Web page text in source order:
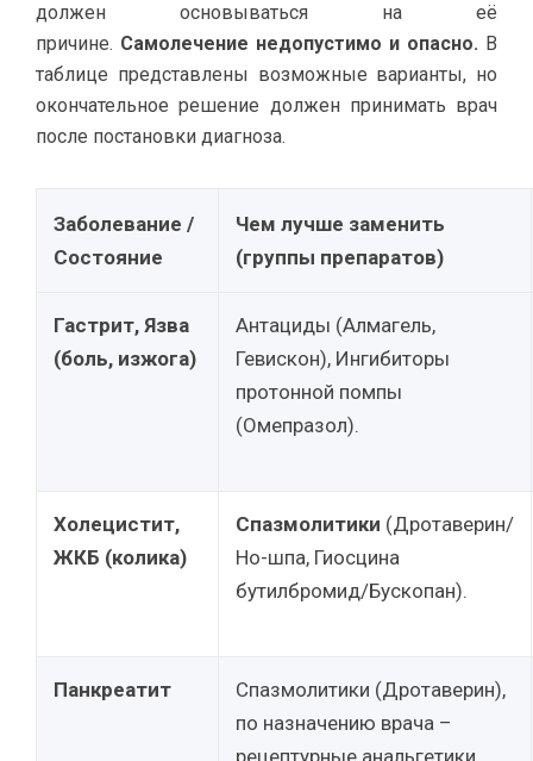
должен основываться на её
причине. Самолечение недопустимо и опасно. В
таблице представлены возможные варианты, но
окончательное решение должен принимать врач
после постановки диагноза.
Заболевание /
Состояние
Чем лучше заменить
(группы препаратов)
Гастрит, Язва
(боль, изжога)
Антациды (Алмагель,
Гевискон), Ингибиторы
протонной помпы
(Омепразол).
Холецистит,
ЖКБ (колика)
Спазмолитики (Дротаверин/
Но-шпа, Гиосцина
бутилбромид/Бускопан).
Панкреатит
Спазмолитики (Дротаверин),
по назначению врача –
рецептурные анальгетики.